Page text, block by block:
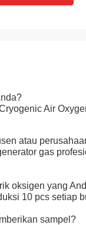
Air
atau
gas
oksigen yang
10 pcs setiap
sampel?